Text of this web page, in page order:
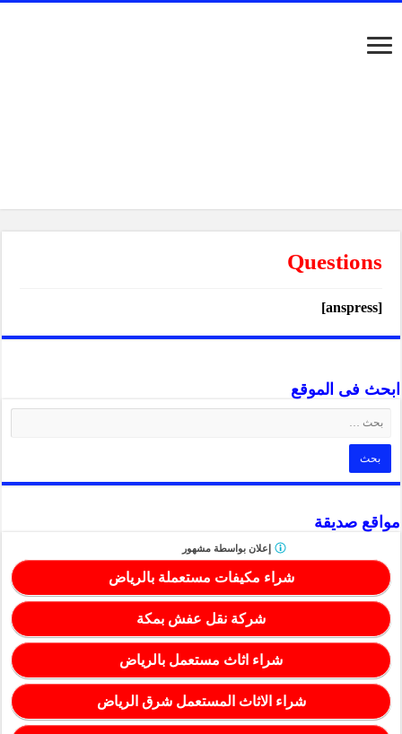
Questions
[anspress]
ابحث فى الموقع
مواقع صديقة
شراء مكيفات مستعملة بالرياض
شركة نقل عفش بمكة
شراء اثاث مستعمل بالرياض
شراء الاثاث المستعمل شرق الرياض
إعلان بواسطةمشهور